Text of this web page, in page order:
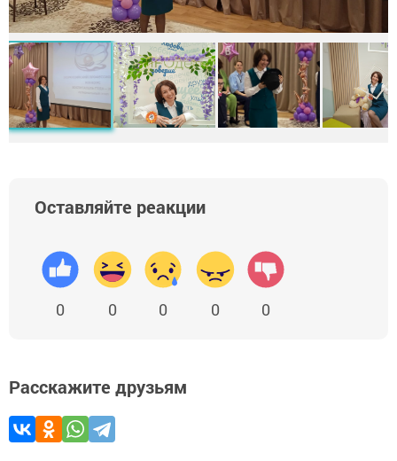
Оставляйте реакции
0 0 0 0 0
Расскажите друзьям